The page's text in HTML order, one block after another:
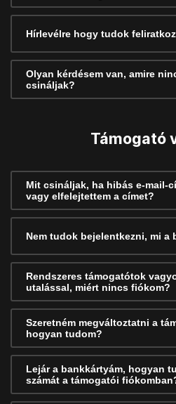
Hírlevélre hogy tudok
Olyan kérdésem van, amire
csináljak?
Támogató
Mit csináljak, ha hibás e-mail-
vagy elfelejtettem a címet?
Nem tudok bejelentkezni, mi a
Rendszeres támogatótok
utalással, miért nincs fiókom?
Szeretném megváltoztatni a
hogyan tudom?
Lejár a bankkártyám, hogyan
számát a támogatói